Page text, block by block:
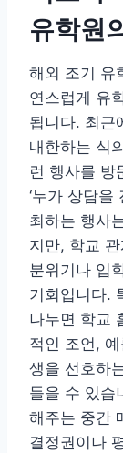
유학원
해외 조기 유
연스럽게 유
됩니다. 최근
내한하는 식
런 행사를 방
‘누가 상담을
최하는 행사
지만, 학교
분위기나 입
기회입니다.
나누면 학교
적인 조언,
생을 선호하
들을 수 있습
해주는 중간
결정권이나